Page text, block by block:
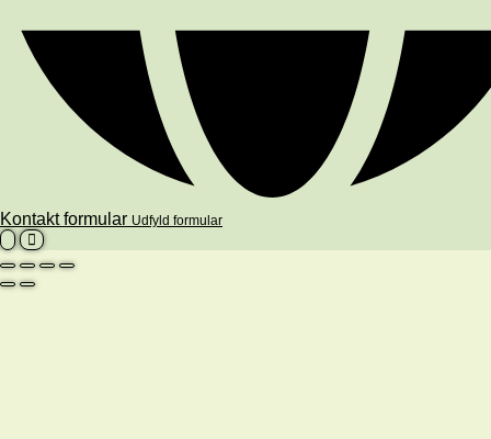
Kontakt formular Udfyld formular